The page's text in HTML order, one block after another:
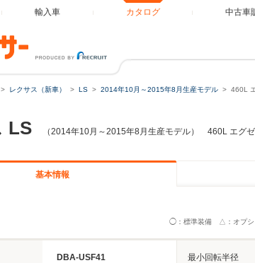
輸入車 カタログ 中古車
レクサス（新車） LS 2014年10月～2015年8月生産モデル 460L
LS （2014年10月～2015年8月生産モデル） 460L エグ
基本情報
◯：標準装備 △：オプシ
DBA-USF41 最小回転半径